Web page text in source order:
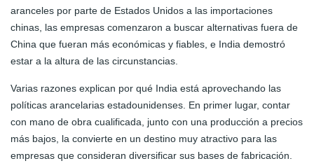
aranceles por parte de Estados Unidos a las importaciones
chinas, las empresas comenzaron a buscar alternativas fuera de
China que fueran más económicas y fiables, e India demostró
estar a la altura de las circunstancias.
Varias razones explican por qué India está aprovechando las
políticas arancelarias estadounidenses. En primer lugar, contar
con mano de obra cualificada, junto con una producción a precios
más bajos, la convierte en un destino muy atractivo para las
empresas que consideran diversificar sus bases de fabricación.